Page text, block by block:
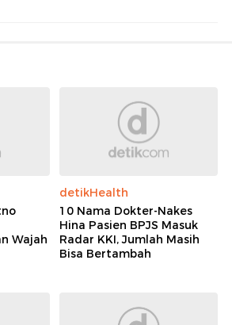
Wajah
detikHealth
10 Nama Dokter-Nakes
Hina Pasien BPJS Masuk
Radar KKI, Jumlah Masih
Bisa Bertambah